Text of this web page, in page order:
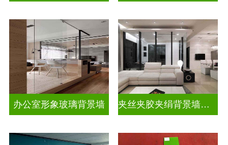
办公室形象玻璃背景墙 夹丝夹胶夹绢背景墙玻璃